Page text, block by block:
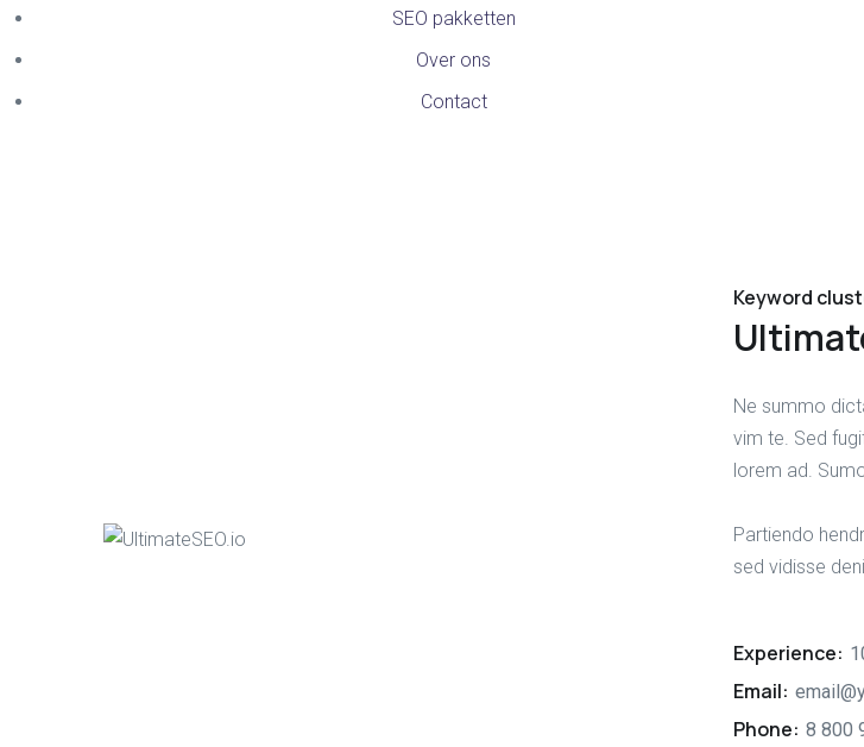
SEO pakketten
Over ons
Contact
Keyword
Ne summo
vim te. Sed
lorem ad.
Partiendo
sed vidisse
Experience:
Email:
Phone: 8 800